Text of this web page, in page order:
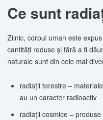
Ce sunt
Zilnic, corpul uman este
cantităţi reduse şi fără a fi
naturale sunt din cele mai
radiaţii terestre –
au un caracter radioactiv
radiaţii cosmice –